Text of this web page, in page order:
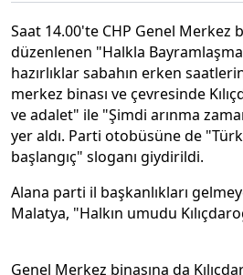
Saat 14.00'te CHP Genel Merkez
düzenlenen "Halkla
hazırlıklar sabahın erken
merkez binası ve çevresinde
ve adalet" ile "Şimdi arınma
yer aldı. Parti otobüsüne de
başlangıç" sloganı giydirildi.
Alana parti il başkanlıkları
Malatya, "Halkın umudu
Genel Merkez binasına da